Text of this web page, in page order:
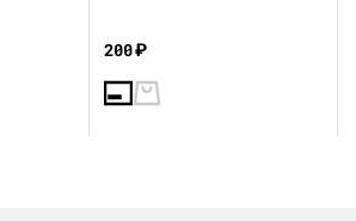
200₽